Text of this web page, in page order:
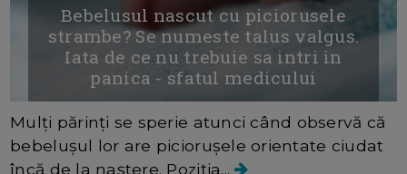
Bebelusul nascut cu piciorusele
strambe? Se numeste talus valgus.
Iata de ce nu trebuie sa intri in
panica - sfatul medicului
Mulți părinți se sperie atunci când observă că
bebelușul lor are piciorușele orientate ciudat
încă de la naștere. Poziția...